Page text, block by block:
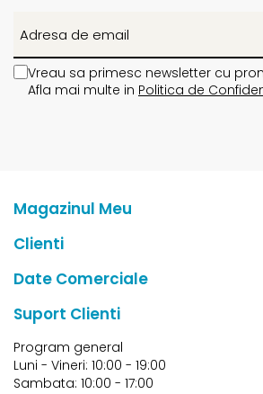
Vreau sa primesc newsletter cu
Afla mai multe in Politica de
Magazinul Meu
Clienti
Date Comerciale
Suport Clienti
Program general
Luni - Vineri: 10:00 - 19:00
Sambata: 10:00 - 17:00